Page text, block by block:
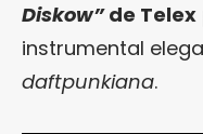
Diskow”de Telex
instrumental
daftpunkiana.